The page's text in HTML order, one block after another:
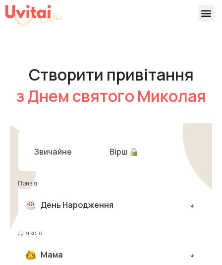
Створити привітання
з Днем святого Миколая
Звичайне Вірш
Привід
День Народження
Для кого
Мама